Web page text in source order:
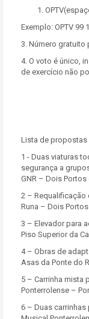
Exemplo: OPTV 99
3. Número gratuito
4. O voto é único,
de exercício não
Lista de propostas
1 - Duas viaturas
segurança a
GNR – Dois Portos
2 – Requalificação
Runa – Dois Portos
3 – Elevador para
Piso Superior da
4 – Obras de
Asas da Ponte do
5 – Carrinha mista
Ponterrolense –
6 – Duas carrinhas